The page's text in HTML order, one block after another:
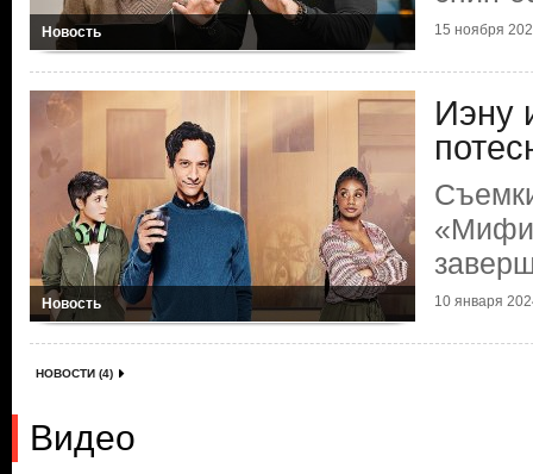
Новость 15 ноября
Новость
Иэну
10 января
НОВОСТИ (4)
Видео